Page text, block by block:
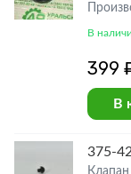
В
399
В
375-